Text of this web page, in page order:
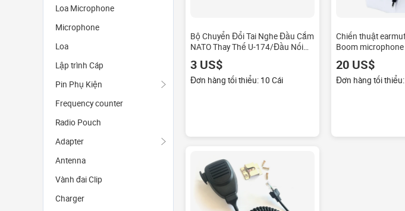
Loa Microphone
Microphone
Loa
Lập trình Cáp
Pin Phụ Kiện
Frequency counter
Radio Pouch
Adapter
Antenna
Vành đai Clip
Charger
Bộ Chuyển Đổi Tai Nghe Đầu Cắm
NATO Thay Thế U-174/Đầu Nối
Đực Loại Lắp Ráp U Cho Tai Nghe
Trực Thăng David Clark
3 US$
Đơn hàng tối thiểu: 10 Cái
Chiến thuật
Boom
Kenwood Walkie
20 US$
Đơn hàng tối thiểu: